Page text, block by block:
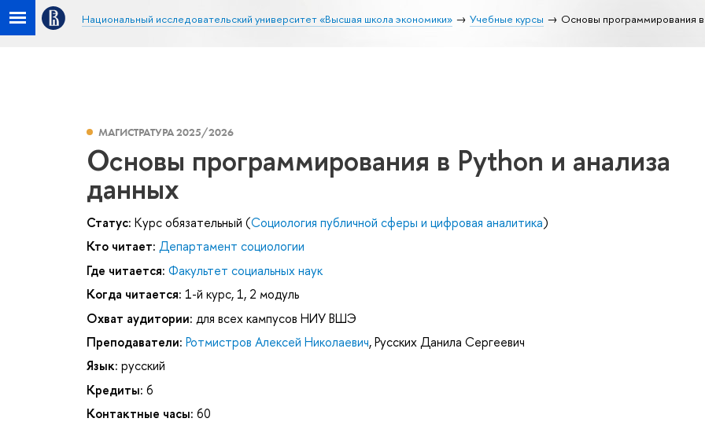
Национальный исследовательский университет «Высшая школа экономики» Учебные курсы Основы программирования в
МАГИСТРАТУРА 2025/2026
Основы программирования в Python и анализа
данных
Статус: Курс обязательный (Социология публичной сферы и цифровая аналитика)
Кто читает: Департамент социологии
Где читается: Факультет социальных наук
Когда читается: 1-й курс, 1, 2 модуль
Охват аудитории: для всех кампусов НИУ ВШЭ
Преподаватели: Ротмистров Алексей Николаевич,Русских Данила Сергеевич
Язык: русский
Кредиты: 6
Контактные часы: 60